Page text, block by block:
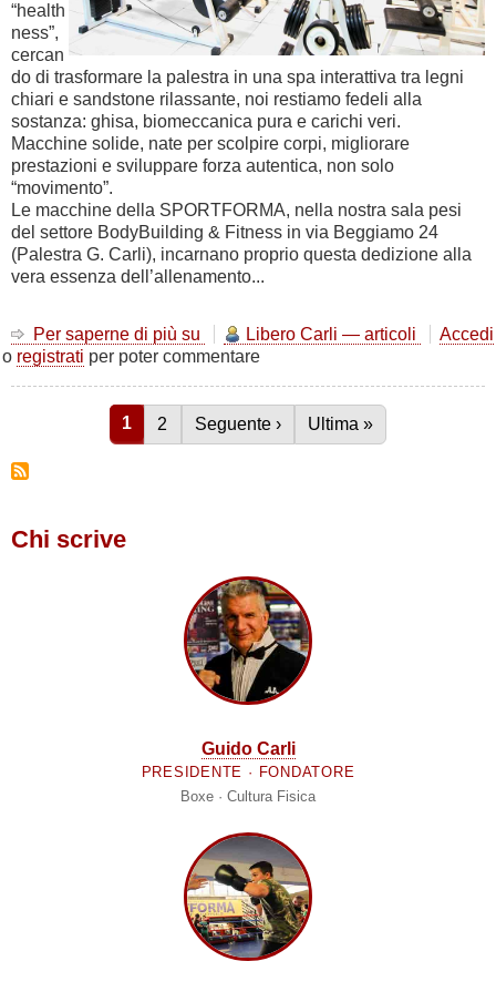
“health
ness”,
cercan
do di trasformare la palestra in una spa interattiva tra legni
chiari e sandstone rilassante, noi restiamo fedeli alla
sostanza: ghisa, biomeccanica pura e carichi veri.
Macchine solide, nate per scolpire corpi, migliorare
prestazioni e sviluppare forza autentica, non solo
“movimento”.
Le macchine della SPORTFORMA, nella nostra sala pesi
del settore BodyBuilding & Fitness in via Beggiamo 24
(Palestra G. Carli), incarnano proprio questa dedizione alla
vera essenza dell’allenamento...
Per saperne di più su
Non
chiamatelo
Libero Carli — articoli
Accedi
o registrati per poter commentare
Paginazione
Pagina attuale
1 Pagina
2 Pagina successiva
Seguente › Ultima pagina
Ultima »
Chi scrive
Guido Carli
PRESIDENTE · FONDATORE
Boxe · Cultura Fisica